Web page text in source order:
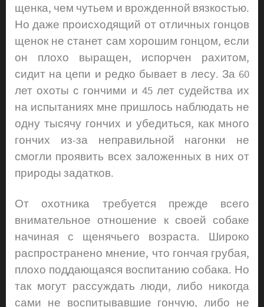
щенка, чем чутьем и врожденной вязкостью.
Но даже происходящий от отличных гонцов
щенок не станет сам хорошим гонцом, если
он плохо выращен, испорчен рахитом,
сидит на цепи и редко бывает в лесу. За 60
лет охоты с гончими и 45 лет судейства их
на испытаниях мне пришлось наблюдать не
одну тысячу гончих и убедиться, как много
гончих из-за неправильной нагонки не
смогли проявить всех заложенных в них от
природы задатков.
От охотника требуется прежде всего
внимательное отношение к своей собаке
начиная с щенячьего возраста. Широко
распространено мнение, что гончая грубая,
плохо поддающаяся воспитанию собака. Но
так могут рассуждать люди, либо никогда
сами не воспитывавшие гончую, либо не